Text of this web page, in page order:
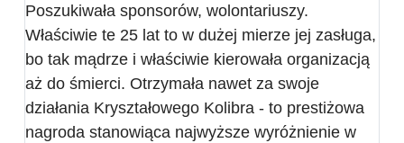
Poszukiwała sponsorów, wolontariuszy.
Właściwie te 25 lat to w dużej mierze jej zasługa,
bo tak mądrze i właściwie kierowała organizacją
aż do śmierci. Otrzymała nawet za swoje
działania Kryształowego Kolibra - to prestiżowa
nagroda stanowiąca najwyższe wyróżnienie w